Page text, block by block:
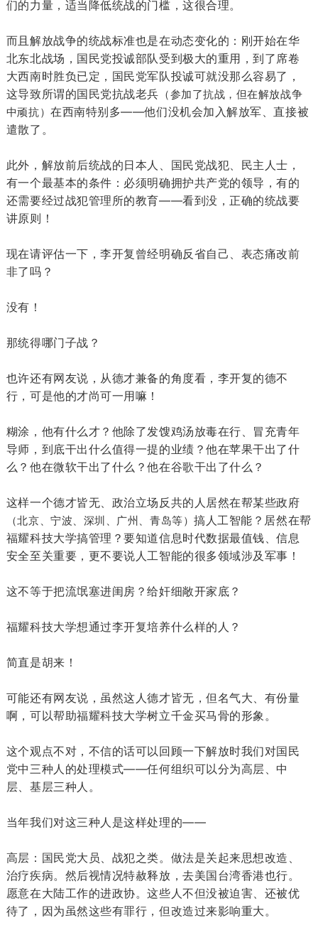
们的力量，适当降低统战的门槛，这很合理。
而且解放战争的统战标准也是在动态变化的：刚开始在华
北东北战场，国民党投诚部队受到极大的重用，到了席卷
大西南时胜负已定，国民党军队投诚可就没那么容易了，
这导致所谓的国民党抗战老兵 （参加了抗战，但在解放战争
中顽抗）在西南特别多——他们没机会加入解放军、直接被
遣散了。
此外，解放前后统战的日本人、国民党战犯、民主人士，
有一个最基本的条件：必须明确拥护共产党的领导，有的
还需要经过战犯管理所的教育——看到没，正确的统战要
讲原则！
现在请评估一下，李开复曾经明确反省自己、表态痛改前
非了吗？
没有！
那统得哪门子战？
也许还有网友说，从德才兼备的角度看，李开复的德不
行，可是他的才尚可一用嘛！
糊涂，他有什么才？他除了发馊鸡汤放毒在行、冒充青年
导师，到底干出什么值得一提的业绩？他在苹果干出了什
么？他在微软干出了什么？他在谷歌干出了什么？
这样一个德才皆无、政治立场反共的人居然在帮某些政府
（北京、宁波、深圳、广州、青岛等）搞人工智能？居然在帮
福耀科技大学搞管理？要知道信息时代数据最值钱、信息
安全至关重要，更不要说人工智能的很多领域涉及军事！
这不等于把流氓塞进闺房？给奸细敞开家底？
福耀科技大学想通过李开复培养什么样的人？
简直是胡来！
可能还有网友说，虽然这人德才皆无，但名气大、有份量
啊，可以帮助福耀科技大学树立千金买马骨的形象。
这个观点不对，不信的话可以回顾一下解放时我们对国民
党中三种人的处理模式——任何组织可以分为高层、中
层、基层三种人。
当年我们对这三种人是这样处理的——
高层：国民党大员、战犯之类。做法是关起来思想改造、
治疗疾病。然后视情况特赦释放，去美国台湾香港也行。
愿意在大陆工作的进政协。这些人不但没被迫害、还被优
待了，因为虽然这些有罪行，但改造过来影响重大。